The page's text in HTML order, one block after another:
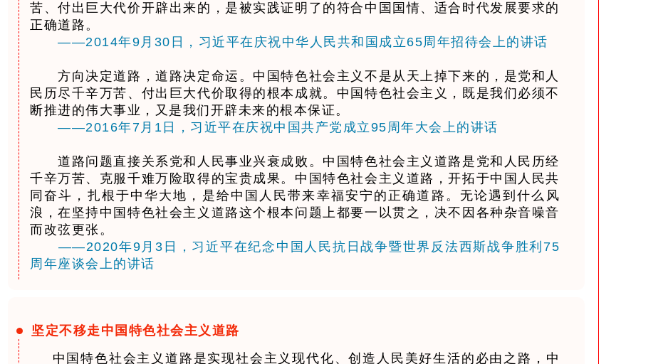
苦、付出巨大代价开辟出来的，是被实践证明了的符合中国国情、适合时代发展要求的
正确道路。
——2014年9月30日，习近平在庆祝中华人民共和国成立65周年招待会上的讲话
方向决定道路，道路决定命运。中国特色社会主义不是从天上掉下来的，是党和人
民历尽千辛万苦、付出巨大代价取得的根本成就。中国特色社会主义，既是我们必须不
断推进的伟大事业，又是我们开辟未来的根本保证。
——2016年7月1日，习近平在庆祝中国共产党成立95周年大会上的讲话
道路问题直接关系党和人民事业兴衰成败。中国特色社会主义道路是党和人民历经
千辛万苦、克服千难万险取得的宝贵成果。中国特色社会主义道路，开拓于中国人民共
同奋斗，扎根于中华大地，是给中国人民带来幸福安宁的正确道路。无论遇到什么风
浪，在坚持中国特色社会主义道路这个根本问题上都要一以贯之，决不因各种杂音噪音
而改弦更张。
——2020年9月3日，习近平在纪念中国人民抗日战争暨世界反法西斯战争胜利75
周年座谈会上的讲话
坚定不移走中国特色社会主义道路
中国特色社会主义道路是实现社会主义现代化、创造人民美好生活的必由之路，中